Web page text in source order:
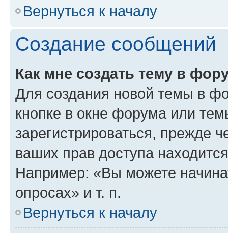
Вернуться к началу
Создание сообщений
Как мне создать тему в
Для создания новой темы в
кнопке в окне форума или
зарегистрироваться, прежде
ваших прав доступа
Например: «Вы можете
опросах» и т. п.
Вернуться к началу